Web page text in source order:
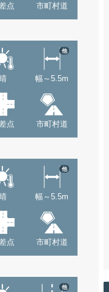
点 市町村道
晴 幅～5.5m
他
点 市町村道
晴 幅～5.5m
他
点 市町村道
他